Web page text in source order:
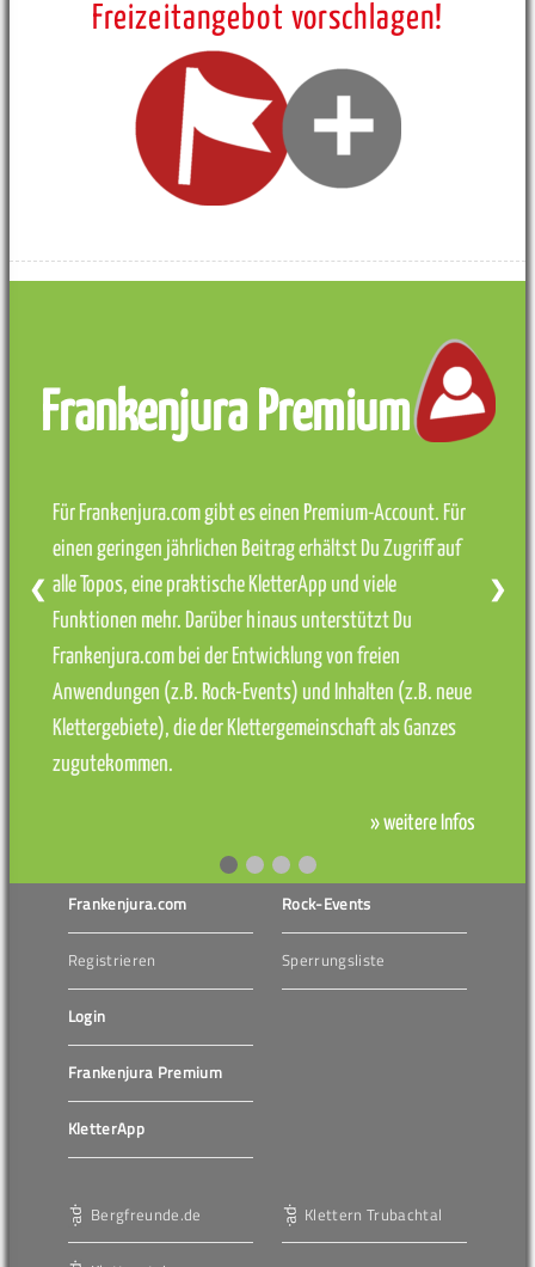
Freizeitangebot vorschlagen!
Frankenjura Premium
Für Frankenjura.com gibt es einen Premium-Account. Für
einen geringen jährlichen Beitrag erhältst Du Zugriff auf
alle Topos, eine praktische KletterApp und viele
Funktionen mehr. Darüber hinaus unterstützt Du
Frankenjura.com bei der Entwicklung von freien
Anwendungen (z.B. Rock-Events) und Inhalten (z.B. neue
Klettergebiete), die der Klettergemeinschaft als Ganzes
zugutekommen.
» weitere Infos
❮ ❯
Frankenjura.com
Registrieren
Login
Frankenjura Premium
KletterApp
Rock-Events
Sperrungsliste
Bergfreunde.de Klettern Trubachtal